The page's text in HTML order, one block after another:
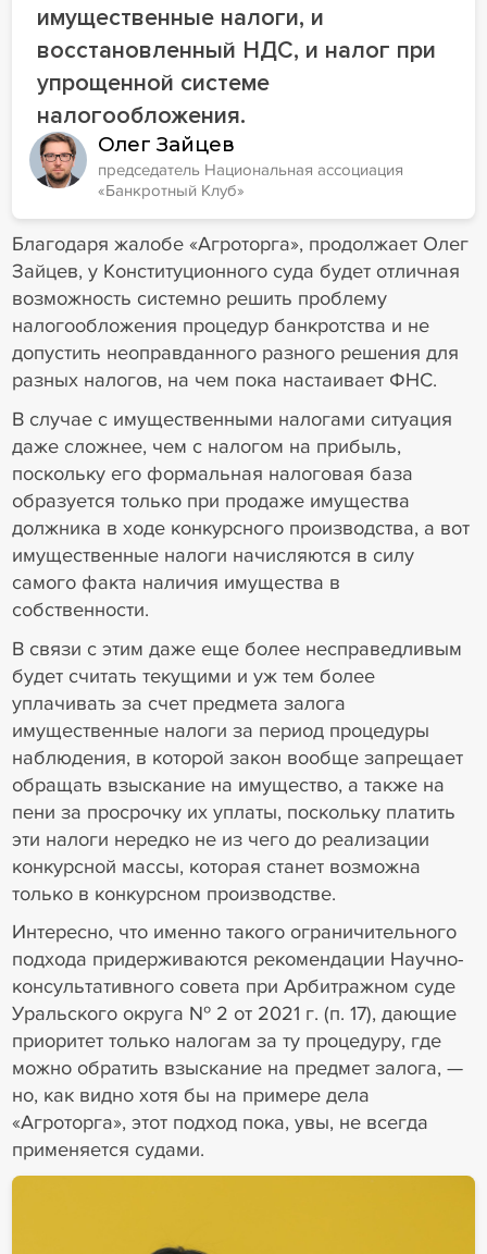
имущественные налоги, и
восстановленный НДС, и налог при
упрощенной системе
налогообложения.
Олег Зайцев
председатель Национальная ассоциация
«Банкротный Клуб»
Благодаря жалобе «Агроторга», продолжает Олег
Зайцев, у Конституционного суда будет отличная
возможность системно решить проблему
налогообложения процедур банкротства и не
допустить неоправданного разного решения для
разных налогов, на чем пока настаивает ФНС.
В случае с имущественными налогами ситуация
даже сложнее, чем с налогом на прибыль,
поскольку его формальная налоговая база
образуется только при продаже имущества
должника в ходе конкурсного производства, а вот
имущественные налоги начисляются в силу
самого факта наличия имущества в
собственности.
В связи с этим даже еще более несправедливым
будет считать текущими и уж тем более
уплачивать за счет предмета залога
имущественные налоги за период процедуры
наблюдения, в которой закон вообще запрещает
обращать взыскание на имущество, а также на
пени за просрочку их уплаты, поскольку платить
эти налоги нередко не из чего до реализации
конкурсной массы, которая станет возможна
только в конкурсном производстве.
Интересно, что именно такого ограничительного
подхода придерживаются рекомендации Научно-
консультативного совета при Арбитражном суде
Уральского округа № 2 от 2021 г. (п. 17), дающие
приоритет только налогам за ту процедуру, где
можно обратить взыскание на предмет залога, —
но, как видно хотя бы на примере дела
«Агроторга», этот подход пока, увы, не всегда
применяется судами.